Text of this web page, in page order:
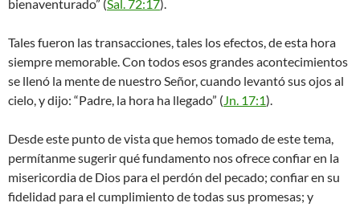
bienaventurado” (Sal. 72:17).
Tales fueron las transacciones, tales los efectos, de esta hora
siempre memorable. Con todos esos grandes acontecimientos
se llenó la mente de nuestro Señor, cuando levantó sus ojos al
cielo, y dijo: “Padre, la hora ha llegado” (Jn. 17:1).
Desde este punto de vista que hemos tomado de este tema,
permítanme sugerir qué fundamento nos ofrece confiar en la
misericordia de Dios para el perdón del pecado; confiar en su
fidelidad para el cumplimiento de todas sus promesas; y